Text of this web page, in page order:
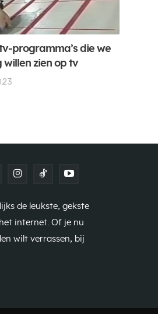
programma’s die we
zien op tv
de leukste, gekste
internet. Of je nu
wilt verrassen, bij